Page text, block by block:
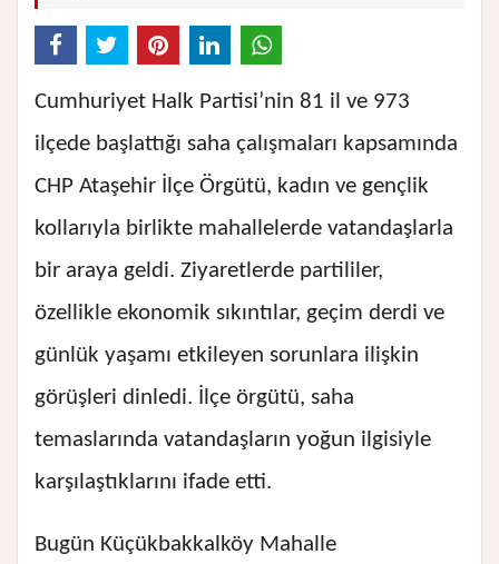
Cumhuriyet Halk Partisi’nin 81 il ve 973
ilçede başlattığı saha çalışmaları kapsamında
CHP Ataşehir İlçe Örgütü, kadın ve gençlik
kollarıyla birlikte mahallelerde vatandaşlarla
bir araya geldi. Ziyaretlerde partililer,
özellikle ekonomik sıkıntılar, geçim derdi ve
günlük yaşamı etkileyen sorunlara ilişkin
görüşleri dinledi. İlçe örgütü, saha
temaslarında vatandaşların yoğun ilgisiyle
karşılaştıklarını ifade etti.
Bugün Küçükbakkalköy Mahalle